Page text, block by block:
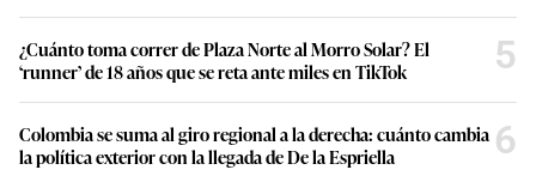
¿Cuánto toma correr de Plaza Norte al Morro Solar? El
‘runner’ de 18 años que se reta ante miles en TikTok
5
Colombia se suma al giro regional a la derecha: cuánto cambia
la política exterior con la llegada de De la Espriella
6